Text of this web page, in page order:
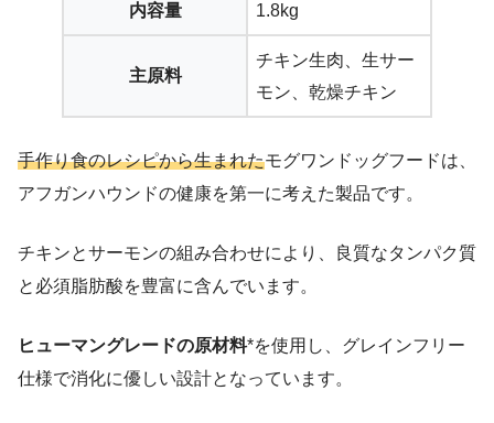
内容量 1.8kg
主原料
チキン生肉、生サー
モン、乾燥チキン
手作り食のレシピから生まれたモグワンドッグフードは、
アフガンハウンドの健康を第一に考えた製品です。
チキンとサーモンの組み合わせにより、良質なタンパク質
と必須脂肪酸を豊富に含んでいます。
ヒューマングレードの原材料*を使用し、グレインフリー
仕様で消化に優しい設計となっています。